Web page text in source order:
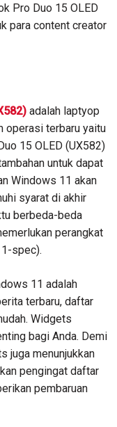
Pro Duo 15 OLED
para content creator
adalah laptyop
operasi terbaru yaitu
15 OLED (UX582)
untuk dapat
Windows 11 akan
syarat di akhir
berbeda-beda
perangkat
spec).
11 adalah
terbaru, daftar
Widgets
bagi Anda. Demi
juga menunjukkan
pengingat daftar
pembaruan